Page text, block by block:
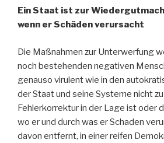
Ein Staat ist zur
wenn er Schäden verursacht
Die Maßnahmen zur Unterwerfung
noch bestehenden negativen
genauso virulent wie in den
der Staat und seine Systeme nicht
Fehlerkorrektur in der Lage ist oder
wo er und durch was er Schaden
davon entfernt, in einer reifen